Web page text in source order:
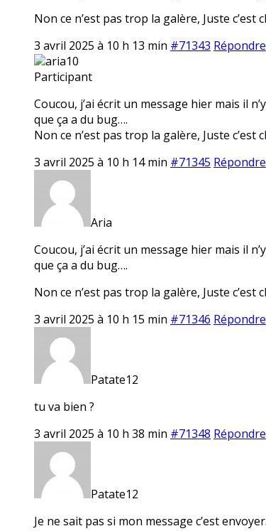
Non ce n’est pas trop la galère, Juste c’est
3 avril 2025 à 10 h 13 min #71343 Répondre
aria10
Participant
Coucou, j’ai écrit un message hier mais il
que ça a du bug….
Non ce n’est pas trop la galère, Juste c’est
3 avril 2025 à 10 h 14 min #71345 Répondre
Aria
Coucou, j’ai écrit un message hier mais il
que ça a du bug….
Non ce n’est pas trop la galère, Juste c’est
3 avril 2025 à 10 h 15 min #71346 Répondre
Patate12
tu va bien ?
3 avril 2025 à 10 h 38 min #71348 Répondre
Patate12
Je ne sait pas si mon message c’est